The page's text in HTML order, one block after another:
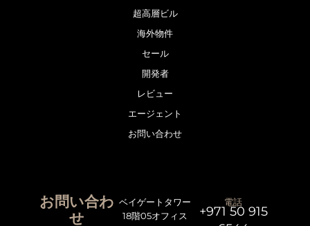
超高層ビル
海外物件
セール
開発者
レビュー
エージェント
お問い合わせ
お問い合わ
せ
ベイゲートタワー
18階05オフィス
電話
+971 50 915